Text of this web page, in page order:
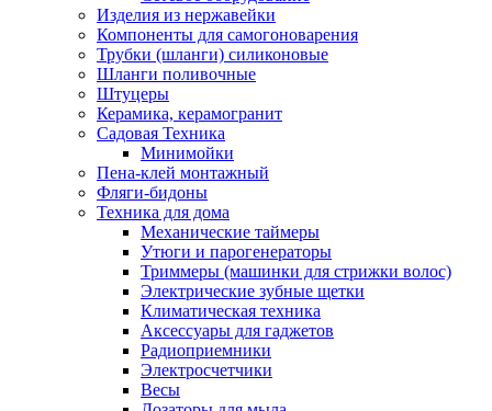
Изделия из нержавейки
Компоненты для самогоноварения
Трубки (шланги) силиконовые
Шланги поливочные
Штуцеры
Керамика, керамогранит
Садовая Техника
Минимойки
Пена-клей монтажный
Фляги-бидоны
Техника для дома
Механические таймеры
Утюги и парогенераторы
Триммеры (машинки для стрижки волос)
Электрические зубные щетки
Климатическая техника
Аксессуары для гаджетов
Радиоприемники
Электросчетчики
Весы